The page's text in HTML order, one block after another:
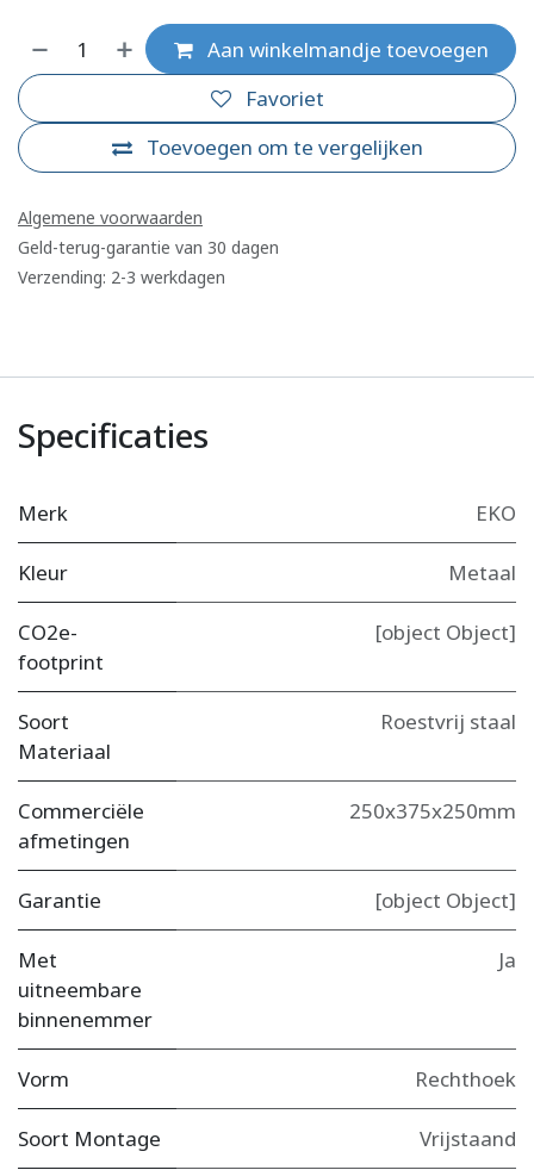
Aan winkelmandje toevoegen
Toevoegen om te vergelijken
Favoriet
Algemene voorwaarden
Geld-terug-garantie van 30 dagen
Verzending: 2-3 werkdagen
Specificaties
Merk EKO
Kleur Metaal
CO2e-
footprint
[object Object]
Soort
Materiaal
Roestvrij staal
Commerciële
afmetingen
250x375x250mm
Garantie [object Object]
Met
uitneembare
binnenemmer
Ja
Vorm Rechthoek
Soort Montage Vrijstaand